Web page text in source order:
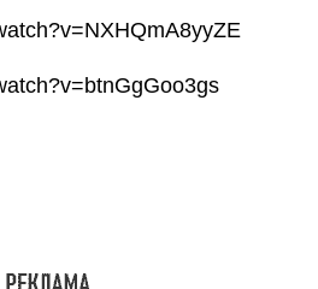
эти сведения, как